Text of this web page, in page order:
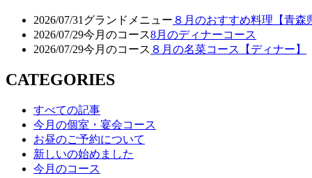
2026/07/31 グランドメニュー ８月のおすすめ料理【青森
2026/07/29今月のコース8月のディナーコース
2026/07/29今月のコース ８月の名菜コース【ディナー】
CATEGORIES
すべての記事
今月の個室・宴会コース
お昼のご予約について
新しいの始めました
今月のコース